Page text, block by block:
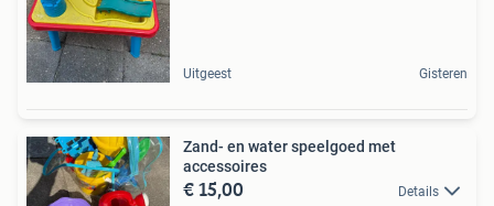
Uitgeest Gisteren
Zand- en water speelgoed met
accessoires
€ 15,00 Details